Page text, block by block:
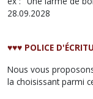
28.09.2028
♥︎♥︎♥︎ POLICE
Nous vous
la choisissant parmi